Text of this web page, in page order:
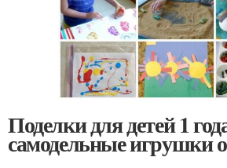
Поделки для детей 1
самодельные игрушки